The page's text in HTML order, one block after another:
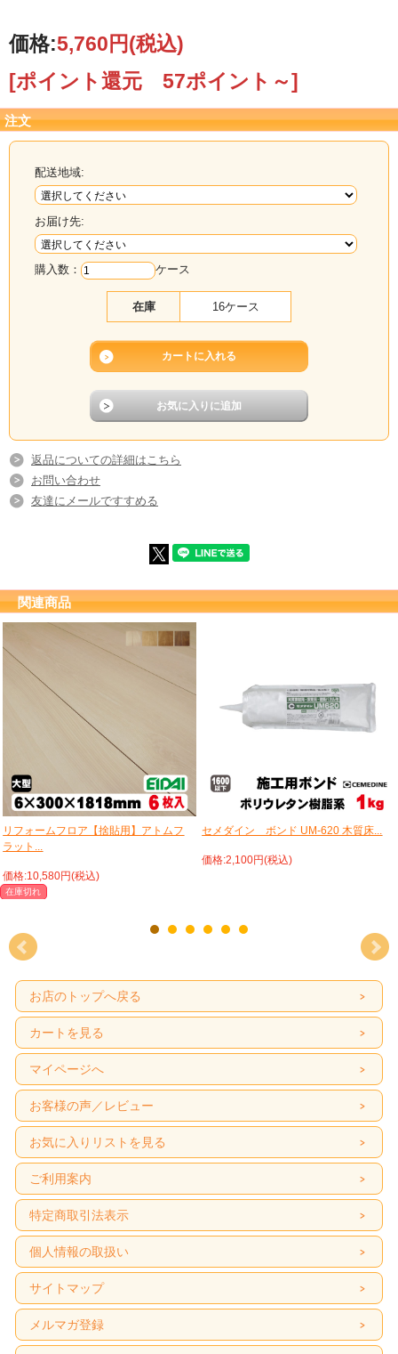
価格:5,760円(税込)
[ポイント還元 57ポイント～]
注文
配送地域:
お届け先:
購入数： ケース
在庫 16ケース
返品についての詳細はこちら
お問い合わせ
友達にメールですすめる
関連商品
リフォームフロア【捨貼用】アトムフ
ラット...
価格:10,580円(税込)
在庫切れ
セメダイン ボンド UM-620 木質床...
価格:2,100円(税込)
お店のトップへ戻る
カートを見る
マイページへ
お客様の声／レビュー
お気に入りリストを見る
ご利用案内
特定商取引法表示
個人情報の取扱い
サイトマップ
メルマガ登録